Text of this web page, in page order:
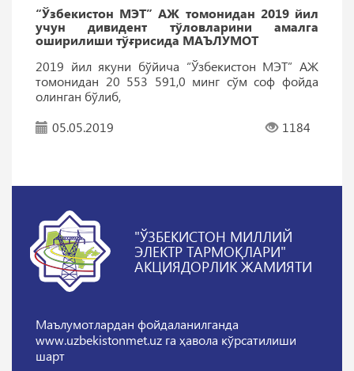
“Ўзбекистон МЭТ” АЖ томонидан 2019 йил
учун дивидент тўловларини амалга
оширилиши тўғрисида МАЪЛУМОТ
2019 йил якуни бўйича “Ўзбекистон МЭТ” АЖ
томонидан 20 553 591,0 минг сўм соф фойда
олинган бўлиб,
05.05.2019
1184
"ЎЗБЕКИСТОН МИЛЛИЙ
ЭЛЕКТР ТАРМОҚЛАРИ"
АКЦИЯДОРЛИК ЖАМИЯТИ
Маълумотлардан фойдаланилганда
www.uzbekistonmet.uz га ҳавола кўрсатилиши
шарт